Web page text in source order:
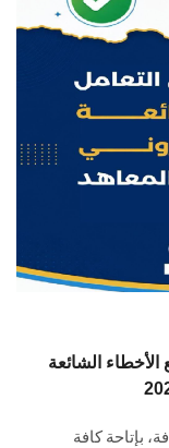
الأخطاء الشائعة
بإتاحة كافة